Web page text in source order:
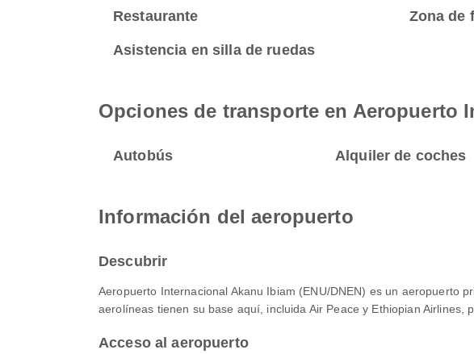
Restaurante Zona de
Asistencia en silla de ruedas
Opciones de transporte en Aeropuerto
Autobús Alquiler de coches
Información del aeropuerto
Descubrir
Aeropuerto Internacional Akanu Ibiam (ENU/DNEN) es un aeropuerto
aerolíneas tienen su base aquí, incluida Air Peace y Ethiopian Airlines,
Acceso al aeropuerto